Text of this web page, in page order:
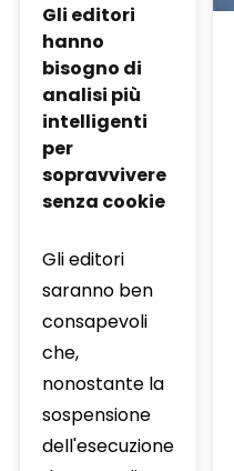
Gli editori
hanno
bisogno di
analisi più
intelligenti
per
sopravvivere
senza cookie
Gli editori
saranno ben
consapevoli
che,
nonostante la
sospensione
dell'esecuzione